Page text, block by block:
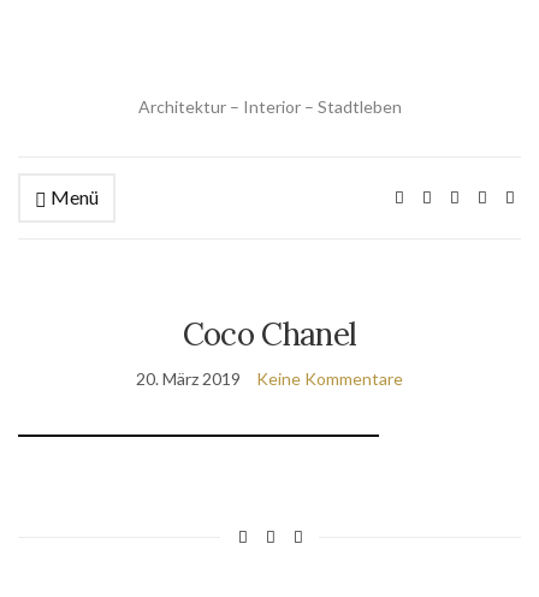
Architektur – Interior – Stadtleben
Menü
Coco Chanel
20. März 2019 Keine Kommentare